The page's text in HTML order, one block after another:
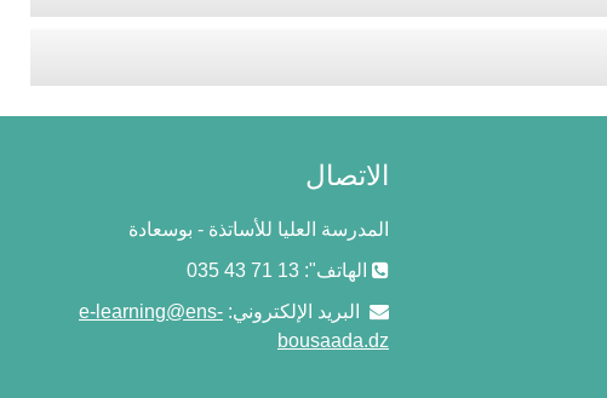
الاتصال
المدرسة العليا للأساتذة - بوسعادة
الهاتف": 13 71 43 035
البريد الإلكتروني: e-learning@ens-
bousaada.dz